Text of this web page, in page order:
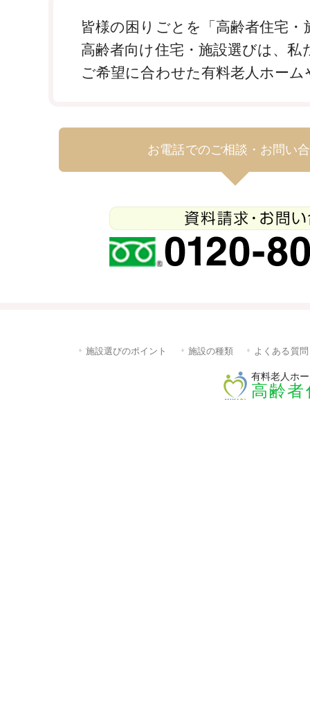
皆様の困りごとを「高齢者住宅
高齢者向け住宅・施設選びは、
ご希望に合わせた有料老人ホー
お電話でのご相談・お問い
施設選びのポイント 施設の種類 よくある質問
有料老人ホ
高齢